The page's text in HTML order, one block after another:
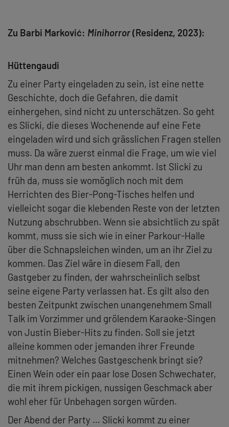
Zu Barbi Marković: Minihorror(Residenz, 2023):
Hüttengaudi
Zu einer Party eingeladen zu sein, ist eine nette
Geschichte, doch die Gefahren, die damit
einhergehen, sind nicht zu unterschätzen. So geht
es Slicki, die dieses Wochenende auf eine Fete
eingeladen wird und sich grässlichen Fragen stellen
muss. Da wäre zuerst einmal die Frage, um wie viel
Uhr man denn am besten ankommt. Ist Slicki zu
früh da, muss sie womöglich noch mit dem
Herrichten des Bier-Pong-Tisches helfen und
vielleicht sogar die klebenden Reste von der letzten
Nutzung abschrubben. Wenn sie absichtlich zu spät
kommt, muss sie sich wie in einer Parkour-Halle
über die Schnapsleichen winden, um an ihr Ziel zu
kommen. Das Ziel wäre in diesem Fall, den
Gastgeber zu finden, der wahrscheinlich selbst
seine eigene Party verlassen hat. Es gilt also den
besten Zeitpunkt zwischen unangenehmem Small
Talk im Vorzimmer und grölendem Karaoke-Singen
von Justin Bieber-Hits zu finden. Soll sie jetzt
alleine kommen oder jemanden ihrer Freunde
mitnehmen? Welches Gastgeschenk bringt sie?
Einen Wein oder ein paar lose Dosen Schwechater,
die mit ihrem pickigen, nussigen Geschmack aber
wohl eher für Unbehagen sorgen würden.
Der Abend der Party … Slicki kommt zu einer